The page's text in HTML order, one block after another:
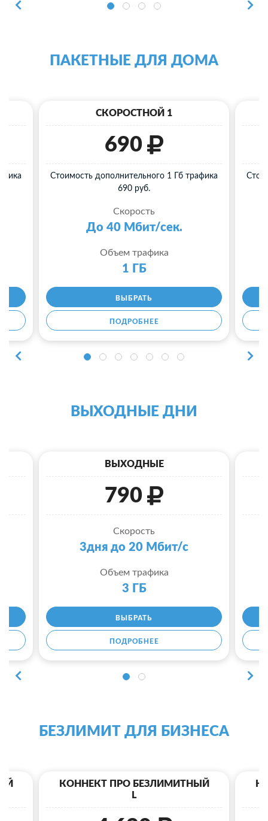
ПАКЕТНЫЕ ДЛЯ ДОМА
СКОРОСТНОЙ 1
690
Стоимость дополнительного 1 Гб трафика
690 руб.
Скорость
До 40 Мбит/сек.
Объем трафика
1 ГБ
ВЫБРАТЬ
ПОДРОБНЕЕ
ВЫХОДНЫЕ ДНИ
ВЫХОДНЫЕ
790
Скорость
3дня до 20 Мбит/с
Объем трафика
3 ГБ
ВЫБРАТЬ
ПОДРОБНЕЕ
БЕЗЛИМИТ ДЛЯ БИЗНЕСА
КОННЕКТ ПРО БЕЗЛИМИТНЫЙ
L